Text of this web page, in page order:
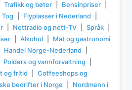
Trafikk og bøter Bensinpriser
Tog Flyplasser i Nederland
Nettradio og nett-TV Språk
Alkohol
Mat og gastronomi
Handel Norge-Nederland
Polders og vannforvaltning
og fritid
Coffeeshops og
bedrifter i Norge
Nordmenn i